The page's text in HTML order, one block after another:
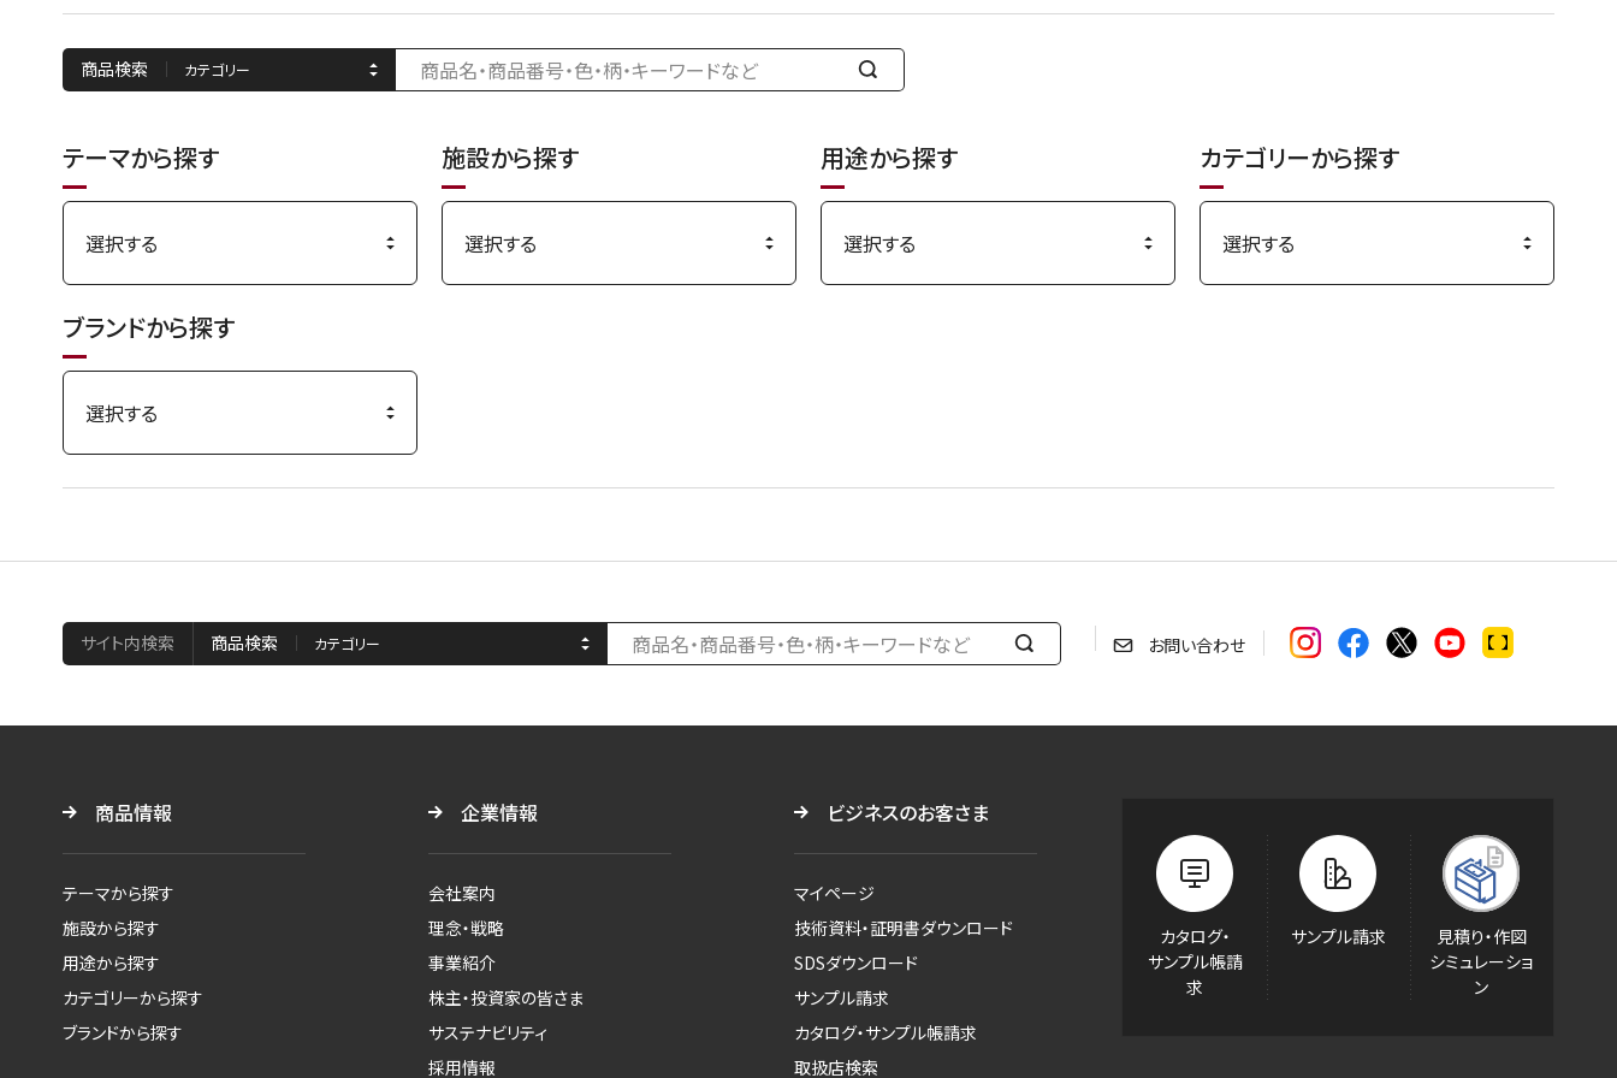
商品検索
検
す
テーマから探す 施設から探す 用途から探す カテゴリーから探す
ブランドから探す
サイト内検索 商品検索
検
す
お問い合わせ
商品情報
テーマから探す
施設から探す
用途から探す
カテゴリーから探す
ブランドから探す
企業情報
会社案内
理念・戦略
事業紹介
株主・投資家の皆さま
サステナビリティ
採用情報
ビジネスのお客さま
マイページ
技術資料・証明書ダウンロード
SDSダウンロード
サンプル請求
カタログ・サンプル帳請求
取扱店検索
カタログ・
サンプル帳請
求
サンプル請求
見積り・作図
シミュレーショ
ン